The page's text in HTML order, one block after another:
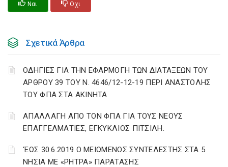
Ναι Οχι
Σχετικά Άρθρα
ΟΔΗΓΙΕΣ ΓΙΑ ΤΗΝ ΕΦΑΡΜΟΓΗ ΤΩΝ ΔΙΑΤΑΞΕΩΝ ΤΟΥ
ΑΡΘΡΟΥ 39 ΤΟΥ Ν. 4646/12-12-19 ΠΕΡΙ ΑΝΑΣΤΟΛΗΣ
ΤΟΥ ΦΠΑ ΣΤΑ ΑΚΙΝΗΤΑ
ΑΠΑΛΛΑΓΗ ΑΠΟ ΤΟΝ ΦΠΑ ΓΙΑ ΤΟΥΣ ΝΕΟΥΣ
ΕΠΑΓΓΕΛΜΑΤΙΕΣ, ΕΓΚΥΚΛΙΟΣ ΠΙΤΣΙΛΗ.
‘ΕΩΣ 30.6.2019 Ο ΜΕΙΩΜΕΝΟΣ ΣΥΝΤΕΛΕΣΤΗΣ ΣΤΑ 5
ΝΗΣΙΑ ΜΕ «ΡΗΤΡΑ» ΠΑΡΑΤΑΣΗΣ